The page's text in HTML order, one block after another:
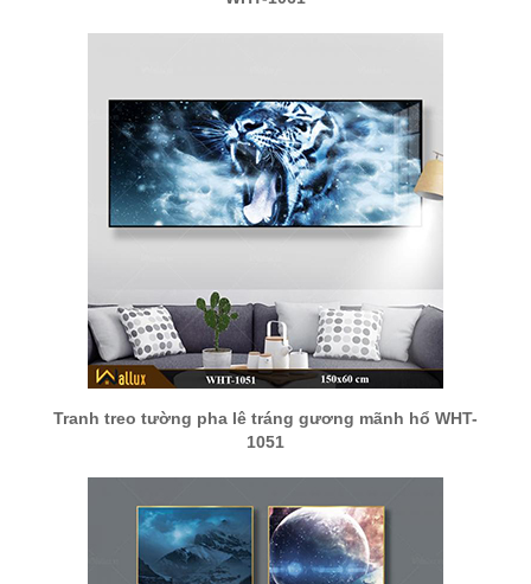
Tranh treo tường pha lê tráng gương mãnh hổ WHT-
1051